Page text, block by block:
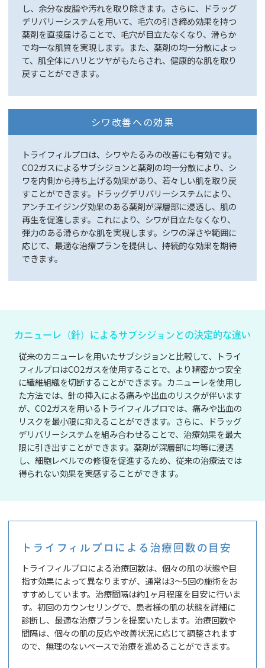
し、余分な皮脂や汚れを取り除きます。さらに、ドラッグ
デリバリーシステムを用いて、毛穴の引き締め効果を持つ
薬剤を直接届けることで、毛穴が目立たなくなり、滑らか
で均一な肌質を実現します。また、薬剤の均一分散によっ
て、肌全体にハリとツヤがもたらされ、健康的な肌を取り
戻すことができます。
シワ改善への効果
トライフィルプロは、シワやたるみの改善にも有効です。
CO2ガスによるサブシジョンと薬剤の均一分散により、シ
ワを内側から持ち上げる効果があり、若々しい肌を取り戻
すことができます。ドラッグデリバリーシステムにより、
アンチエイジング効果のある薬剤が深層部に浸透し、肌の
再生を促進します。これにより、シワが目立たなくなり、
弾力のある滑らかな肌を実現します。シワの深さや範囲に
応じて、最適な治療プランを提供し、持続的な効果を期待
できます。
カニューレ（針）によるサブシジョンとの決定的な違い
従来のカニューレを用いたサブシジョンと比較して、トライ
フィルプロはCO2ガスを使用することで、より精密かつ安全
に繊維組織を切断することができます。カニューレを使用し
た方法では、針の挿入による痛みや出血のリスクが伴います
が、CO2ガスを用いるトライフィルプロでは、痛みや出血の
リスクを最小限に抑えることができます。さらに、ドラッグ
デリバリーシステムを組み合わせることで、治療効果を最大
限に引き出すことができます。薬剤が深層部に均等に浸透
し、細胞レベルでの修復を促進するため、従来の治療法では
得られない効果を実感することができます。
トライフィルプロによる治療回数の目安
トライフィルプロによる治療回数は、個々の肌の状態や目
指す効果によって異なりますが、通常は3～5回の施術をお
すすめしています。治療間隔は約1ヶ月程度を目安に行いま
す。初回のカウンセリングで、患者様の肌の状態を詳細に
診断し、最適な治療プランを提案いたします。治療回数や
間隔は、個々の肌の反応や改善状況に応じて調整されます
ので、無理のないペースで治療を進めることができます。